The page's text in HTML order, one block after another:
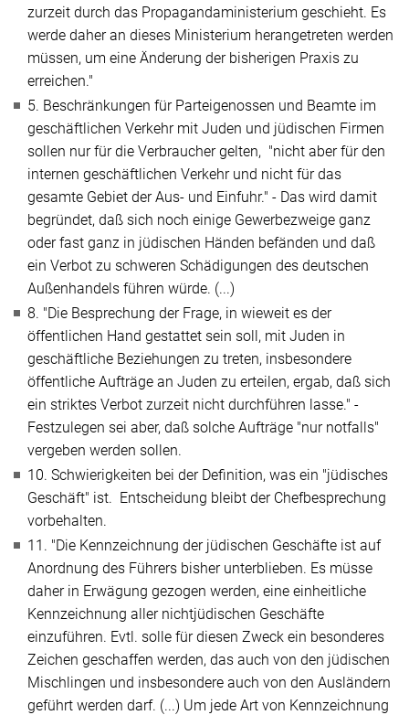
zurzeit durch das Propagandaministerium geschieht. Es
werde daher an dieses Ministerium herangetreten werden
müssen, um eine Änderung der bisherigen Praxis zu
erreichen."
5. Beschränkungen für Parteigenossen und Beamte im
geschäftlichen Verkehr mit Juden und jüdischen Firmen
sollen nur für die Verbraucher gelten, "nicht aber für den
internen geschäftlichen Verkehr und nicht für das
gesamte Gebiet der Aus- und Einfuhr." - Das wird damit
begründet, daß sich noch einige Gewerbezweige ganz
oder fast ganz in jüdischen Händen befänden und daß
ein Verbot zu schweren Schädigungen des deutschen
Außenhandels führen würde. (...)
8. "Die Besprechung der Frage, in wieweit es der
öffentlichen Hand gestattet sein soll, mit Juden in
geschäftliche Beziehungen zu treten, insbesondere
öffentliche Aufträge an Juden zu erteilen, ergab, daß sich
ein striktes Verbot zurzeit nicht durchführen lasse." -
Festzulegen sei aber, daß solche Aufträge "nur notfalls"
vergeben werden sollen.
10. Schwierigkeiten bei der Definition, was ein "jüdisches
Geschäft" ist. Entscheidung bleibt der Chefbesprechung
vorbehalten.
11. "Die Kennzeichnung der jüdischen Geschäfte ist auf
Anordnung des Führers bisher unterblieben. Es müsse
daher in Erwägung gezogen werden, eine einheitliche
Kennzeichnung aller nichtjüdischen Geschäfte
einzuführen. Evtl. solle für diesen Zweck ein besonderes
Zeichen geschaffen werden, das auch von den jüdischen
Mischlingen und insbesondere auch von den Ausländern
geführt werden darf. (...) Um jede Art von Kennzeichnung